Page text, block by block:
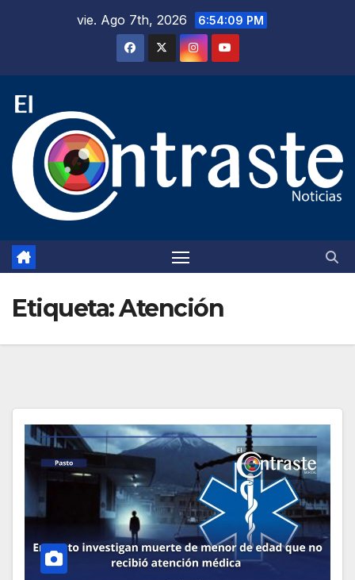
vie. Ago 7th, 2026 6:54:11 PM
Etiqueta:Atención